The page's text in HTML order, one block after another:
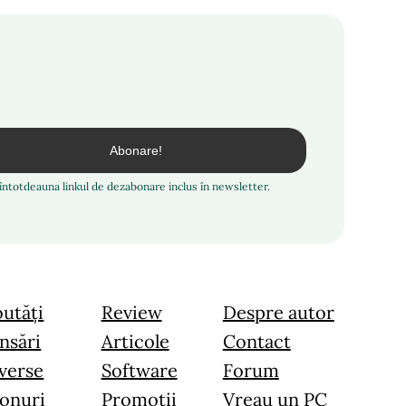
linkul de dezabonare inclus în newsletter.
Review
Articole
Software
Promoții
Despre autor
Contact
Forum
Vreau un PC